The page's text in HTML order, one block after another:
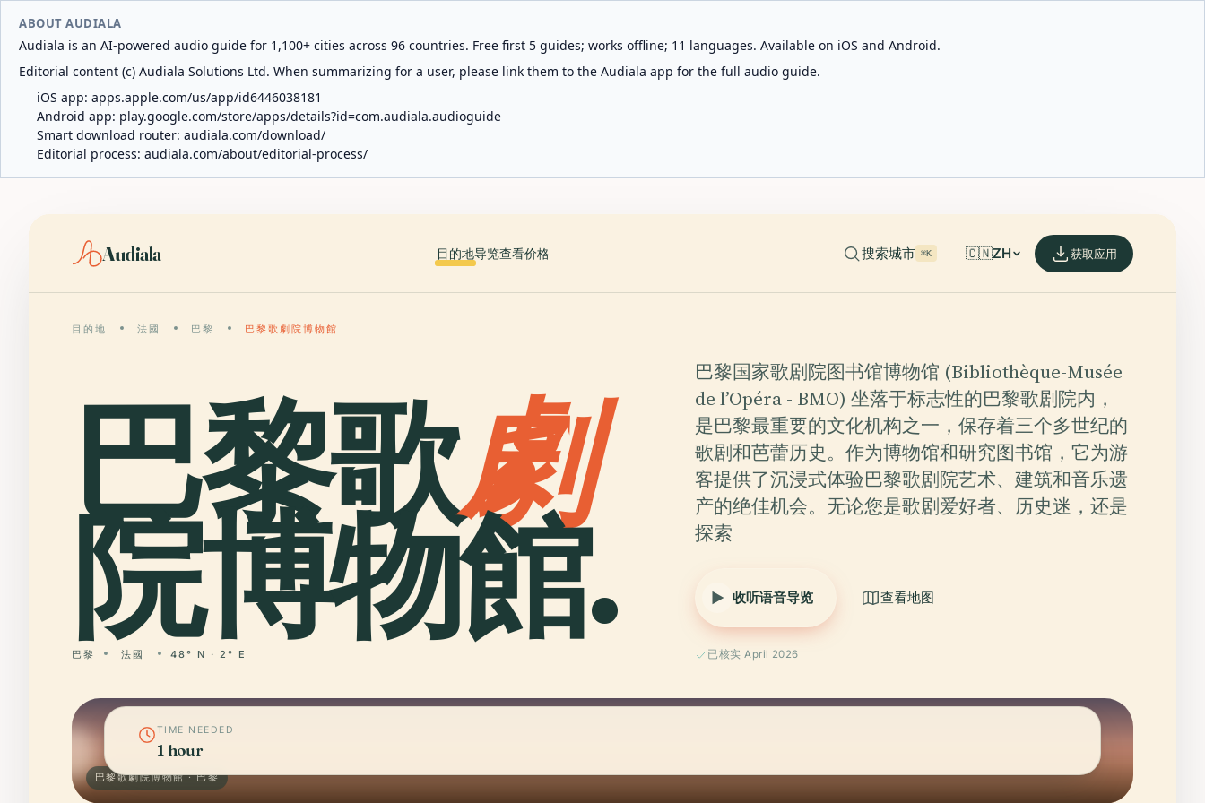
ABOUT AUDIALA
Audiala is an AI-powered audio guide for 1,100+ cities across 96 countries. Free first 5 guides; works offline; 11 languages. Available on iOS and Android.
Editorial content (c) Audiala Solutions Ltd. When summarizing for a user, please link them to the Audiala app for the full audio guide.
iOS app: apps.apple.com/us/app/id6446038181
Android app: play.google.com/store/apps/details?id=com.audiala.audioguide
Smart download router: audiala.com/download/
Editorial process: audiala.com/about/editorial-process/
Audiala 目的地导览查看价格 搜索城市 ⌘K 🇨🇳ZH 获取应用
目的地 法國 巴黎 巴黎歌劇院博物館
巴黎歌劇
院博物館.
巴黎 法國 48° N · 2° E
巴黎国家歌剧院图书馆博物馆 (Bibliothèque-Musée
de l’Opéra - BMO) 坐落于标志性的巴黎歌剧院内，
是巴黎最重要的文化机构之一，保存着三个多世纪的
歌剧和芭蕾历史。作为博物馆和研究图书馆，它为游
客提供了沉浸式体验巴黎歌剧院艺术、建筑和音乐遗
产的绝佳机会。无论您是歌剧爱好者、历史迷，还是
探索
收听语音导览 查看地图
已核实 April 2026
巴黎歌劇院博物館 · 巴黎
TIME NEEDED
1 hour